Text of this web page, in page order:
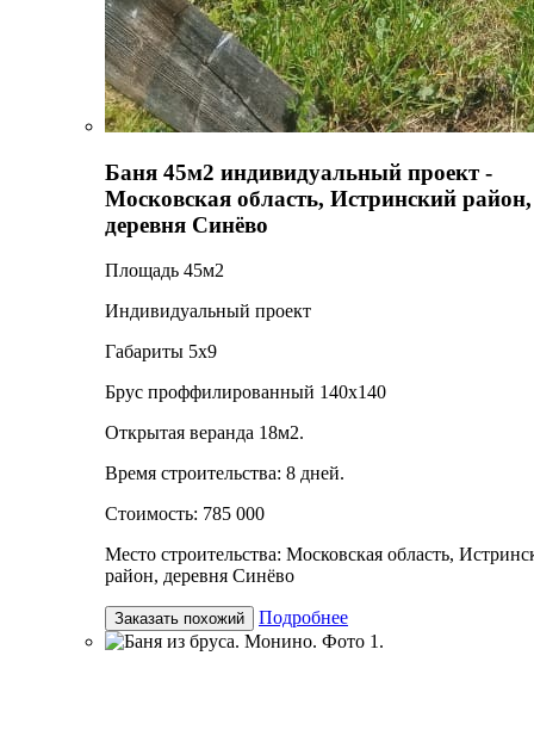
Баня 45м2 индивидуальный проект -
Московская область, Истринский район,
деревня Синёво
Площадь 45м2
Индивидуальный проект
Габариты 5х9
Брус проффилированный 140х140
Открытая веранда 18м2.
Время строительства: 8 дней.
Стоимость: 785 000
Место строительства: Московская область,
район, деревня Синёво
Заказать похожий Подробнее